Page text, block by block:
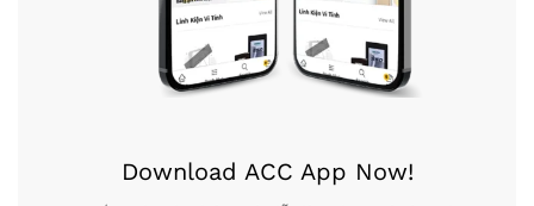
Download ACC App Now!